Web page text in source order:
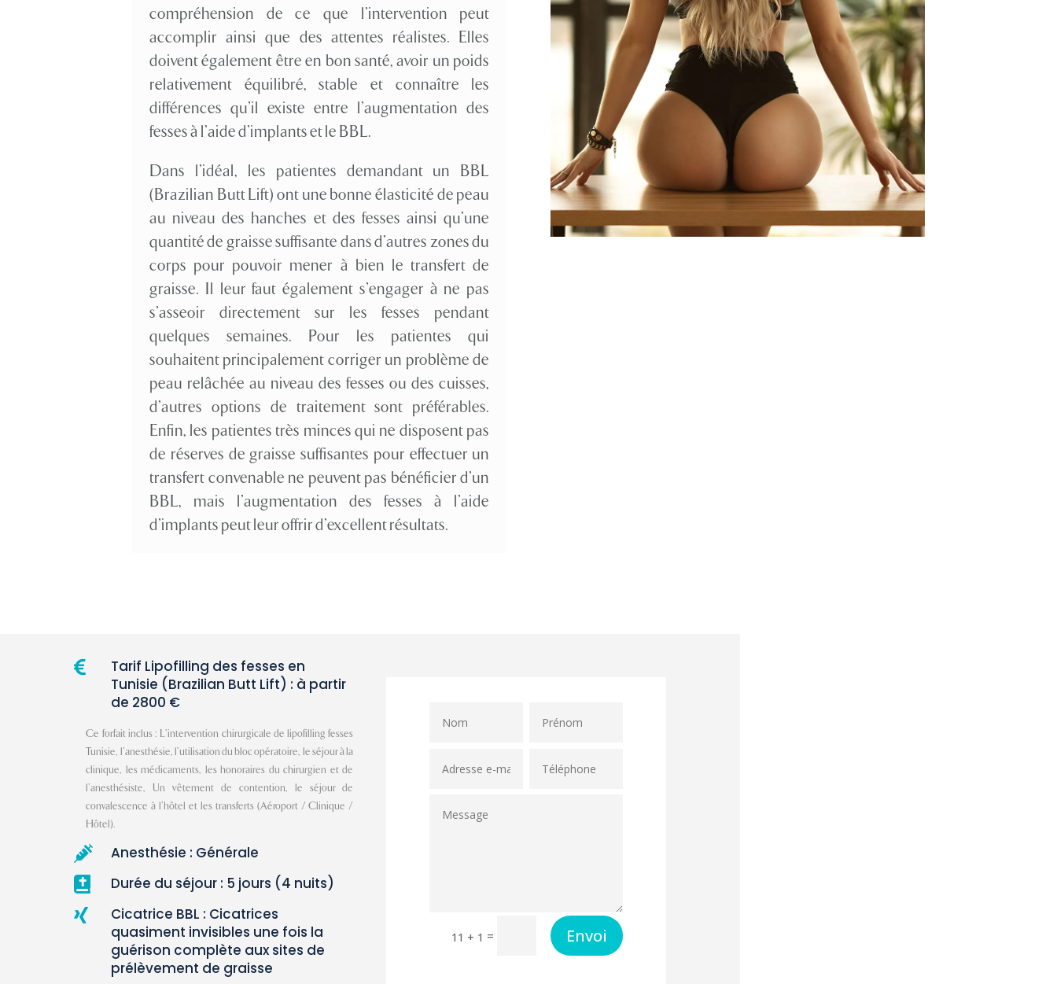
compréhension de ce que l’intervention peut
accomplir ainsi que des attentes réalistes. Elles
doivent également être en bon santé, avoir un poids
relativement équilibré, stable et connaître les
différences qu’il existe entre l’augmentation des
fesses à l’aide d’implants et le BBL.
Dans l’idéal, les patientes demandant un BBL
(Brazilian Butt Lift) ont une bonne élasticité de peau
au niveau des hanches et des fesses ainsi qu’une
quantité de graisse suffisante dans d’autres zones du
corps pour pouvoir mener à bien le transfert de
graisse. Il leur faut également s’engager à ne pas
s’asseoir directement sur les fesses pendant
quelques semaines. Pour les patientes qui
souhaitent principalement corriger un problème de
peau relâchée au niveau des fesses ou des cuisses,
d’autres options de traitement sont préférables.
Enfin, les patientes très minces qui ne disposent pas
de réserves de graisse suffisantes pour effectuer un
transfert convenable ne peuvent pas bénéficier d’un
BBL, mais l’augmentation des fesses à l’aide
d’implants peut leur offrir d’excellent résultats.

Tarif Lipofilling des fesses en
Tunisie (Brazilian Butt Lift) : à partir
de 2800 €
Ce forfait inclus : L’intervention chirurgicale de lipofilling fesses
Tunisie, l’anesthésie, l’utilisation du bloc opératoire, le séjour à la
clinique, les médicaments, les honoraires du chirurgien et de
l’anesthésiste, Un vêtement de contention, le séjour de
convalescence à l’hôtel et les transferts (Aéroport / Clinique /
Hôtel).

Anesthésie : Générale

Durée du séjour : 5 jours (4 nuits)

Cicatrice BBL : Cicatrices
quasiment invisibles une fois la
guérison complète aux sites de
prélèvement de graisse
11 + 1 = Envoi